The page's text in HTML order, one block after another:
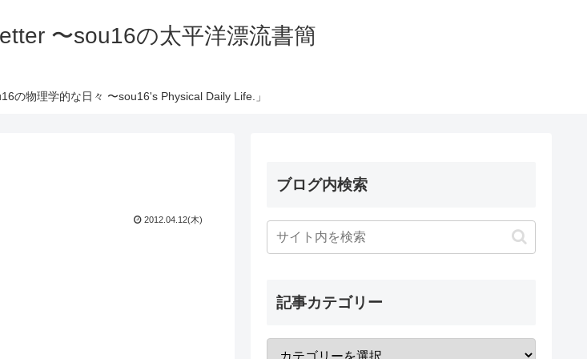
〜sou16の太平洋漂流書簡
の物理学的な日々 〜sou16's Physical Daily Life.」
2012.04.12(木)
ブログ内検索
記事カテゴリー